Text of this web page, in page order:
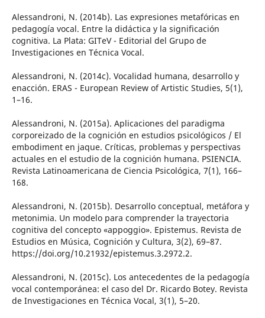
Alessandroni, N. (2014b). Las expresiones metafóricas en
pedagogía vocal. Entre la didáctica y la significación
cognitiva. La Plata: GITeV - Editorial del Grupo de
Investigaciones en Técnica Vocal.
Alessandroni, N. (2014c). Vocalidad humana, desarrollo y
enacción. ERAS - European Review of Artistic Studies, 5(1),
1–16.
Alessandroni, N. (2015a). Aplicaciones del paradigma
corporeizado de la cognición en estudios psicológicos / El
embodiment en jaque. Críticas, problemas y perspectivas
actuales en el estudio de la cognición humana. PSIENCIA.
Revista Latinoamericana de Ciencia Psicológica, 7(1), 166–
168.
Alessandroni, N. (2015b). Desarrollo conceptual, metáfora y
metonimia. Un modelo para comprender la trayectoria
cognitiva del concepto «appoggio». Epistemus. Revista de
Estudios en Música, Cognición y Cultura, 3(2), 69–87.
https://doi.org/10.21932/epistemus.3.2972.2.
Alessandroni, N. (2015c). Los antecedentes de la pedagogía
vocal contemporánea: el caso del Dr. Ricardo Botey. Revista
de Investigaciones en Técnica Vocal, 3(1), 5–20.